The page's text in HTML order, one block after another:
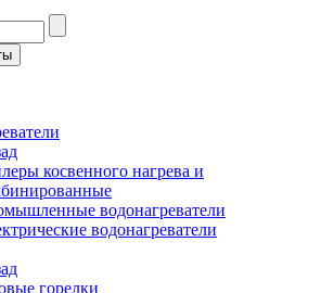
косвенного нагрева и
водонагреватели
водонагреватели
горелки